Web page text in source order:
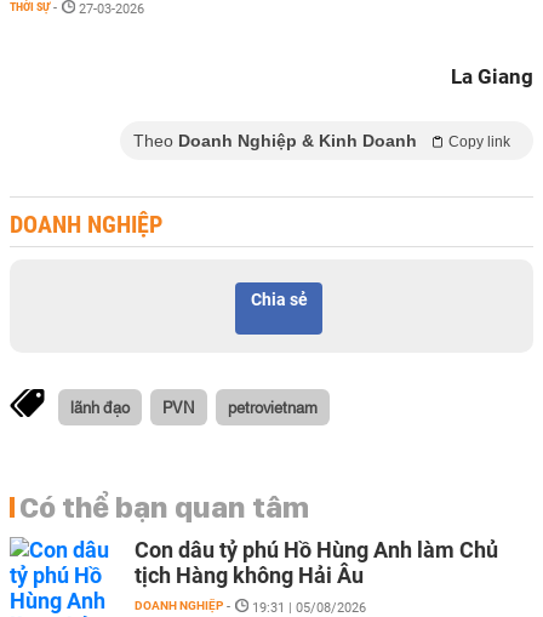
THỜI SỰ - 27-03-2026
La Giang
Theo Doanh Nghiệp & Kinh Doanh Copy link
DOANH NGHIỆP
Chia sẻ
lãnh đạo PVN petrovietnam
Có thể bạn quan tâm
Con dâu tỷ phú Hồ Hùng Anh làm Chủ
tịch Hàng không Hải Âu
DOANH NGHIỆP - 19:31 | 05/08/2026